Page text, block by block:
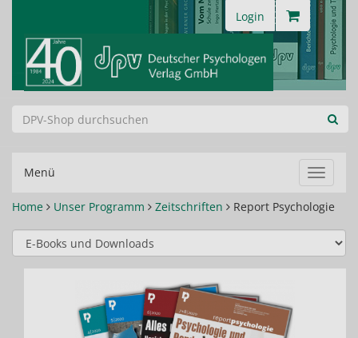
Login
Menü
ein-/
Home
Unser Programm Zeitschriften Report Psychologie